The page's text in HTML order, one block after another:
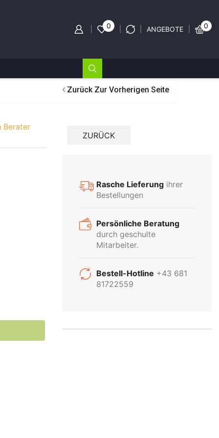
0 ANGEBOTE 0
Zurück Zur Vorherigen Seite
Berater
Rasche Lieferung ihrer
Bestellungen
Persönliche Beratung
durch geschulte
Mitarbeiter.
Bestell-Hotline +43 681
81722559
INDUSTRIE
gerne persönlich über unser